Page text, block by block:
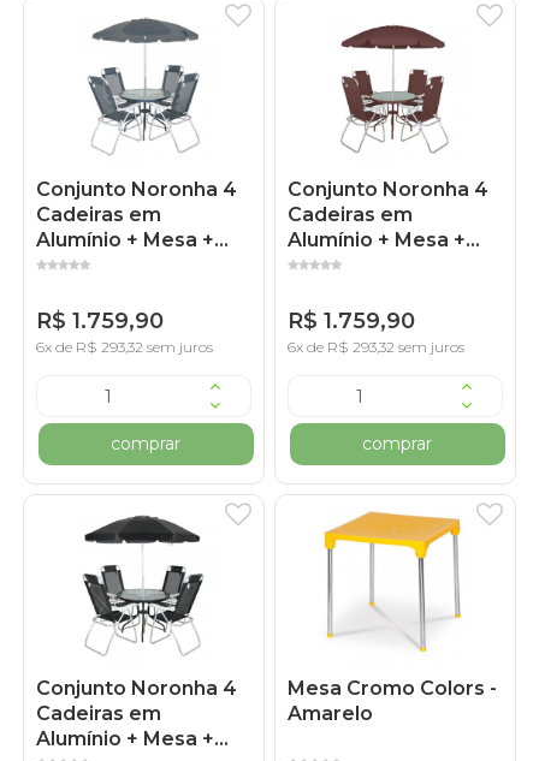
Conjunto Noronha 4
Cadeiras em
Alumínio + Mesa +
Guarda Sol Bel -
R$ 1.759,90
6x de R$ 293,32 sem juros
comprar
Conjunto Noronha 4
Cadeiras em
Alumínio + Mesa +
Guarda Sol Bel -
R$ 1.759,90
6x de R$ 293,32 sem juros
comprar
Conjunto Noronha 4
Cadeiras em
Alumínio + Mesa +
Mesa Cromo Colors -
Amarelo